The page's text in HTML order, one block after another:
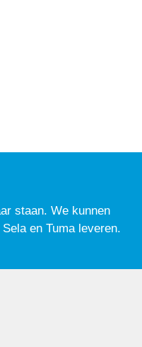
staan. We kunnen
en Tuma leveren.